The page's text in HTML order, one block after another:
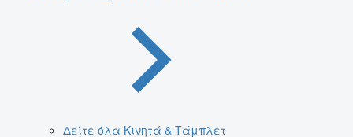
Δείτε όλα Κινητά & Τάμπλετ